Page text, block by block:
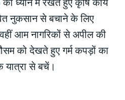
ध्यान में रखते हुए कृषि कार्य
नुकसान से बचाने के लिए
आम नागरिकों से अपील की
को देखते हुए गर्म कपड़ों का
से बचें।